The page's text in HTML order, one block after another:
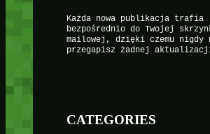
Każda nowa publikacja trafia
bezpośrednio do Twojej
mailowej, dzięki czemu nigdy
przegapisz żadnej
CATEGORIES